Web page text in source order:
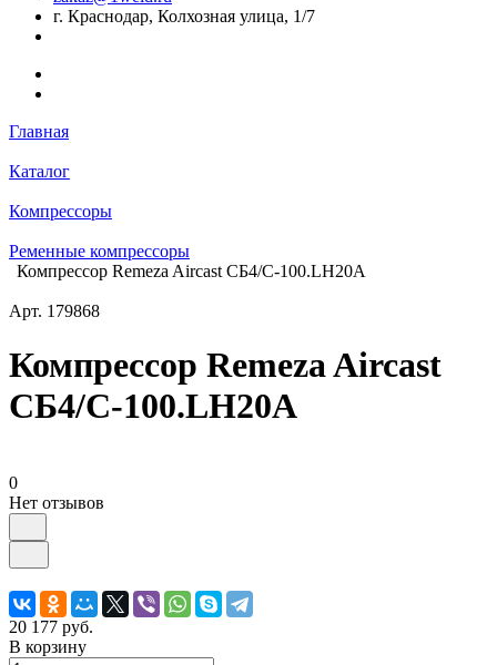
г. Краснодар, Колхозная улица, 1/7
Главная
Каталог
Компрессоры
Ременные компрессоры
Компрессор Remeza Aircast СБ4/С-100.LH20A
Арт. 179868
Компрессор Remeza Aircast
СБ4/С-100.LH20A
0
Нет отзывов
20 177 руб.
В корзину